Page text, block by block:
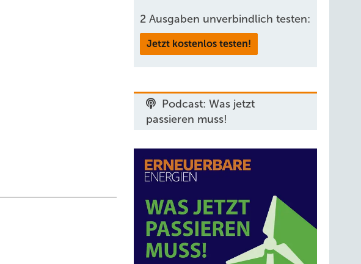
2 Ausgaben unverbindlich testen:
Jetzt kostenlos testen!
Podcast: Was jetzt
passieren muss!